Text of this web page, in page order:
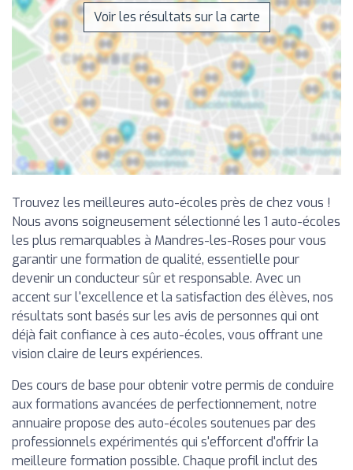
Voir les résultats sur la carte
Trouvez les meilleures auto-écoles près de chez vous !
Nous avons soigneusement sélectionné les 1 auto-écoles
les plus remarquables à Mandres-les-Roses pour vous
garantir une formation de qualité, essentielle pour
devenir un conducteur sûr et responsable. Avec un
accent sur l'excellence et la satisfaction des élèves, nos
résultats sont basés sur les avis de personnes qui ont
déjà fait confiance à ces auto-écoles, vous offrant une
vision claire de leurs expériences.
Des cours de base pour obtenir votre permis de conduire
aux formations avancées de perfectionnement, notre
annuaire propose des auto-écoles soutenues par des
professionnels expérimentés qui s'efforcent d'offrir la
meilleure formation possible. Chaque profil inclut des